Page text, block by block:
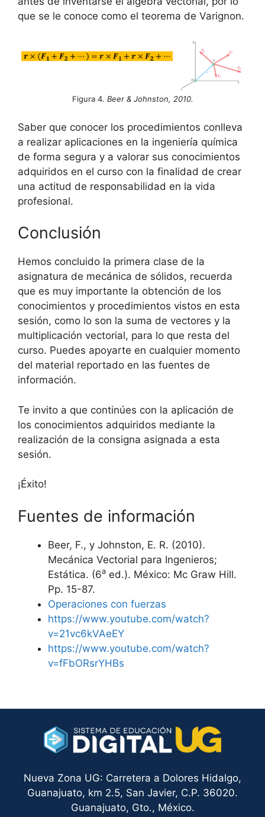
que se le conoce como el teorema de Varignon.
Figura 4. Beer & Johnston, 2010.
Saber que conocer los procedimientos conlleva
a realizar aplicaciones en la ingeniería química
de forma segura y a valorar sus conocimientos
adquiridos en el curso con la finalidad de crear
una actitud de responsabilidad en la vida
profesional.
Conclusión
Hemos concluido la primera clase de la
asignatura de mecánica de sólidos, recuerda
que es muy importante la obtención de los
conocimientos y procedimientos vistos en esta
sesión, como lo son la suma de vectores y la
multiplicación vectorial, para lo que resta del
curso. Puedes apoyarte en cualquier momento
del material reportado en las fuentes de
información.
Te invito a que continúes con la aplicación de
los conocimientos adquiridos mediante la
realización de la consigna asignada a esta
sesión.
¡Éxito!
Fuentes de información
Beer, F., y Johnston, E. R. (2010).
Mecánica Vectorial para Ingenieros;
Estática. (6a ed.). México: Mc Graw Hill.
Pp. 15-87.
Operaciones con fuerzas
https://www.youtube.com/watch?
v=21vc6kVAeEY
https://www.youtube.com/watch?
v=fFbORsrYHBs
Nueva Zona UG: Carretera a Dolores Hidalgo,
Guanajuato, km 2.5, San Javier, C.P. 36020.
Guanajuato, Gto., México.